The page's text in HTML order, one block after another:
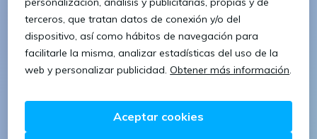
Confirmar contraseña
8 caracteres 1 letra minúscula
1 letra mayúscula 1 número